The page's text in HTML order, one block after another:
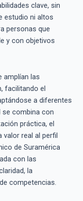
clave, sin
estudio ni altos
personas que
y con objetivos
amplían las
facilitando el
a diferentes
se combina con
práctica, el
real al perfil
de Suramérica
con las
la
competencias.